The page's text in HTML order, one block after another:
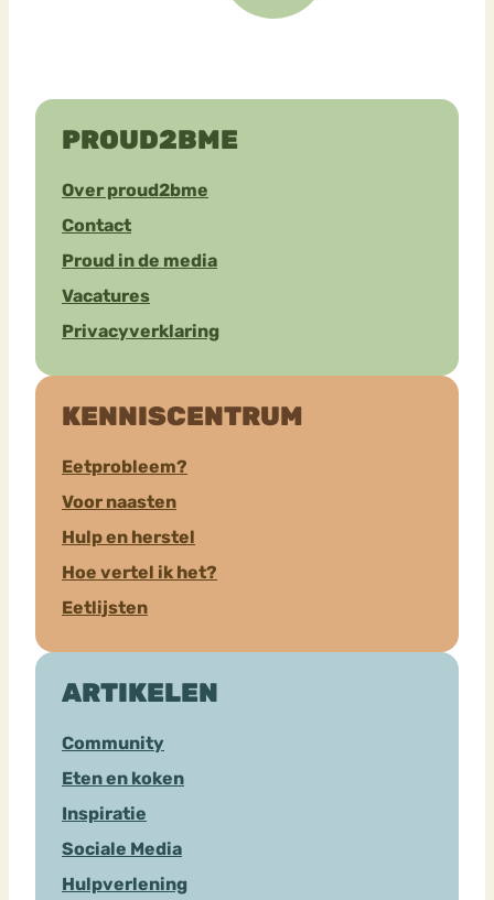
PROUD2BME
Over proud2bme
Contact
Proud in de media
Vacatures
Privacyverklaring
KENNISCENTRUM
Eetprobleem?
Voor naasten
Hulp en herstel
Hoe vertel ik het?
Eetlijsten
ARTIKELEN
Community
Eten en koken
Inspiratie
Sociale Media
Hulpverlening